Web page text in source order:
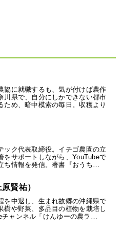
協に就職するも、気が付けば農作
川県で、自分にしかできない都市
ため、暗中模索の毎日。収穫より
ック代表取締役。イチゴ農園の立
をサポートしながら、YouTubeで
ち情報を発信。著書『おうち…
賢祐）
を中退し、生まれ故郷の沖縄県で
樹や野菜、多品目の植物を栽培し
チャンネル「けんゆーの農ラ…